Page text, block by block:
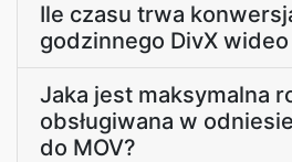
Ile czasu trwa
godzinnego DivX wideo
Jaka jest maksymalna
obsługiwana w
do MOV?